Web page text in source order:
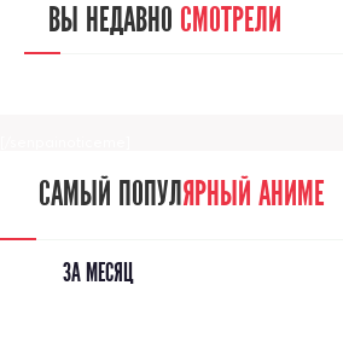
ВЫ НЕДАВНО СМОТРЕЛИ
САМЫЙ ПОПУЛЯРНЫЙ АНИМЕ
ЗА МЕСЯЦ